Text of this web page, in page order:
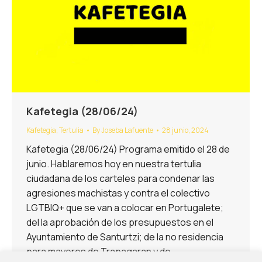
Kafetegia (28/06/24)
Kafetegia,Tertulia ByJoseba Lafuente 28 junio, 2024
Kafetegia (28/06/24) Programa emitido el 28 de
junio. Hablaremos hoy en nuestra tertulia
ciudadana de los carteles para condenar las
agresiones machistas y contra el colectivo
LGTBIQ+ que se van a colocar en Portugalete;
del la aprobación de los presupuestos en el
Ayuntamiento de Santurtzi; de la no residencia
para mayores de Trapagaran y de…